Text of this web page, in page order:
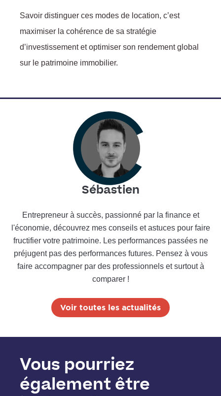
Savoir distinguer ces modes de location, c’est
maximiser la cohérence de sa stratégie
d’investissement et optimiser son rendement global
sur le patrimoine immobilier.
Sébastien
Entrepreneur à succès, passionné par la finance et
l'économie, découvrez mes conseils et astuces pour faire
fructifier votre patrimoine. Les performances passées ne
préjugent pas des performances futures. Pensez à vous
faire accompagner par des professionnels et surtout à
comparer !
Voir toutes les actualités
Vous pourriez
également être